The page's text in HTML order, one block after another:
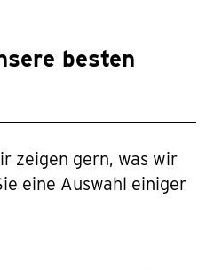
besten
zeigen gern, was wir
eine Auswahl einiger